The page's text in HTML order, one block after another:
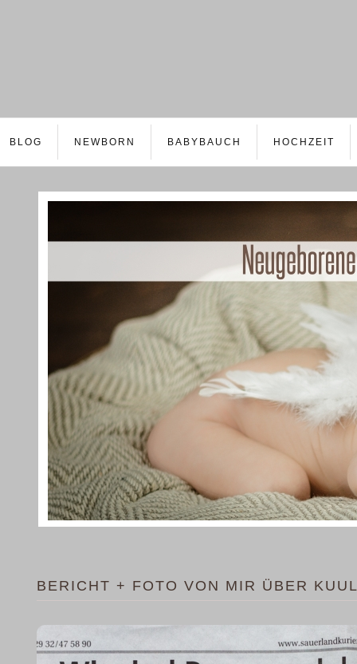
BLOG NEWBORN BABYBAUCH HOCHZEIT
BERICHT + FOTO VON MIR ÜBER